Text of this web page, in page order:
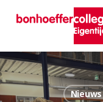
content
Nieuws